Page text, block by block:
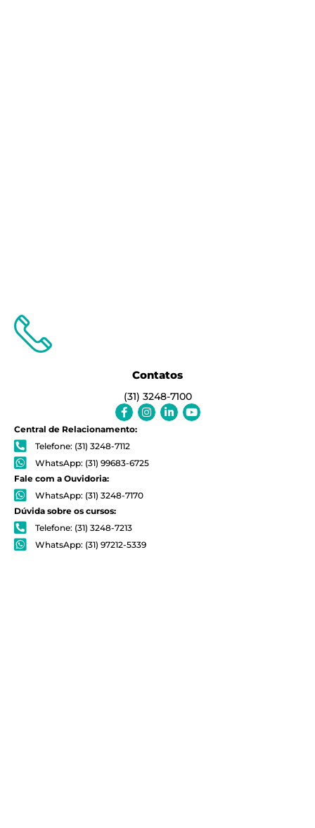
Contatos
(31) 3248-7100
Facebook-
f
Instagram
Linkedin-
in
Youtube
Central de Relacionamento:
Telefone: (31) 3248-7112
WhatsApp: (31) 99683-6725
Fale com a Ouvidoria:
WhatsApp: (31) 3248-7170
Dúvida sobre os cursos:
Telefone: (31) 3248-7213
WhatsApp: (31) 97212-5339